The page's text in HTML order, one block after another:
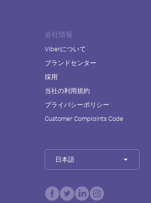
会社情報
Viberについて
ブランドセンター
採用
当社の利用規約
プライバシーポリシー
Customer Complaints Code
日本語